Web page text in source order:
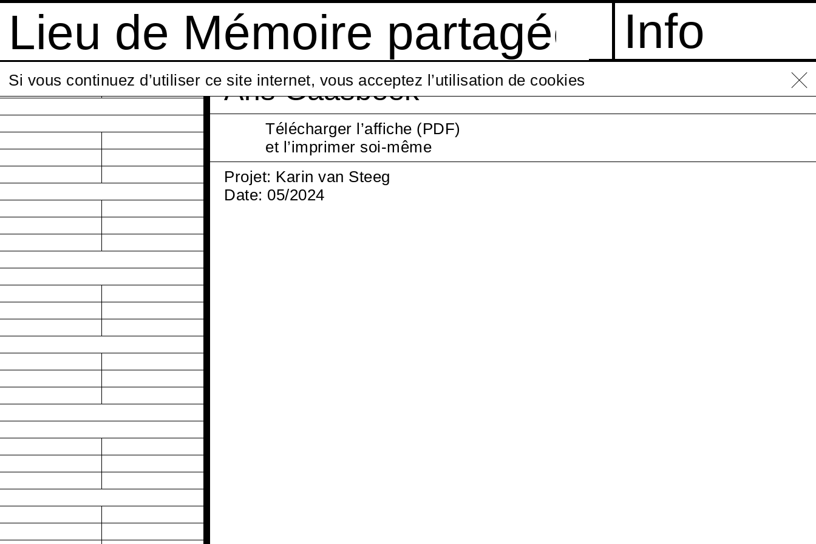
Lieu de Mémoire partagée Info
Aris Gaasbeek
Télécharger l’affiche (PDF)
et l’imprimer soi-même
Projet: Karin van Steeg
Date: 05/2024
Si vous continuez d’utiliser ce site internet, vous acceptez l’utilisation de cookies